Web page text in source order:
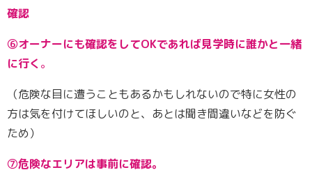
確認
⑥オーナーにも確認をしてOKであれば見学時に誰かと一緒
に行く。
（危険な目に遭うこともあるかもしれないので特に女性の
方は気を付けてほしいのと、あとは聞き間違いなどを防ぐ
ため）
⑦危険なエリアは事前に確認。